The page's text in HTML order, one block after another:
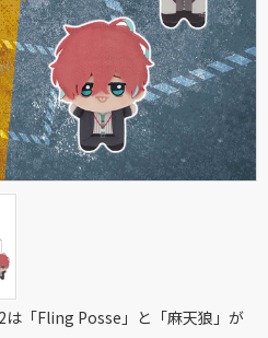
「Fling Posse」と「麻天狼」が